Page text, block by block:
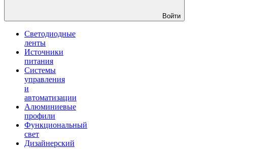
Войти
Светодиодные
ленты
Источники
питания
Системы
управления
и
автоматизации
Алюминиевые
профили
Функциональный
свет
Дизайнерский